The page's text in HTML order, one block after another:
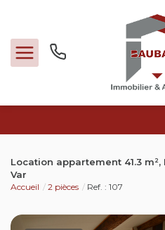
Locations
Expertise
Location appartement 41.3
Var
Accueil 2 pièces Ref. : 107